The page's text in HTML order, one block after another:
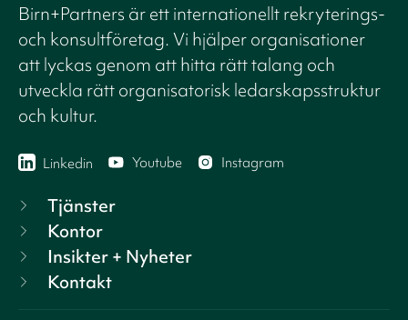
Birn+Partners är ett internationellt rekryterings-
och konsultföretag. Vi hjälper organisationer
att lyckas genom att hitta rätt talang och
utveckla rätt organisatorisk ledarskapsstruktur
och kultur.
Linkedin Youtube Instagram
Tjänster
Kontor
Insikter + Nyheter
Kontakt